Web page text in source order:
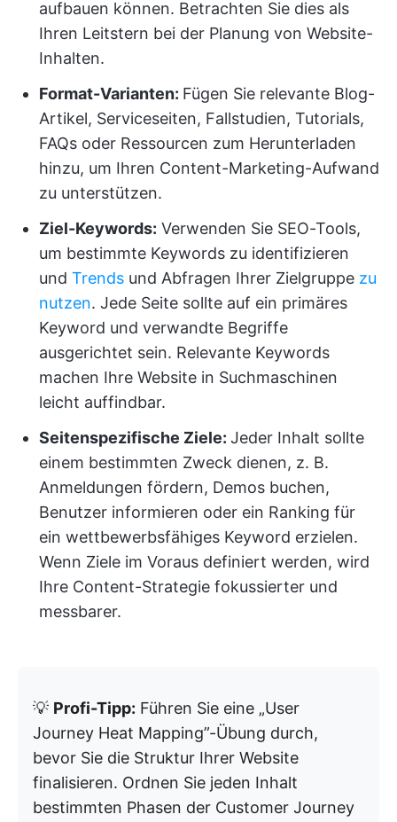
aufbauen können. Betrachten Sie dies als
Ihren Leitstern bei der Planung von Website-
Inhalten.
Format-Varianten: Fügen Sie relevante Blog-
Artikel, Serviceseiten, Fallstudien, Tutorials,
FAQs oder Ressourcen zum Herunterladen
hinzu, um Ihren Content-Marketing-Aufwand
zu unterstützen.
Ziel-Keywords: Verwenden Sie SEO-Tools,
um bestimmte Keywords zu identifizieren
und Trends und Abfragen Ihrer Zielgruppe zu
nutzen. Jede Seite sollte auf ein primäres
Keyword und verwandte Begriffe
ausgerichtet sein. Relevante Keywords
machen Ihre Website in Suchmaschinen
leicht auffindbar.
Seitenspezifische Ziele: Jeder Inhalt sollte
einem bestimmten Zweck dienen, z. B.
Anmeldungen fördern, Demos buchen,
Benutzer informieren oder ein Ranking für
ein wettbewerbsfähiges Keyword erzielen.
Wenn Ziele im Voraus definiert werden, wird
Ihre Content-Strategie fokussierter und
messbarer.
💡 Profi-Tipp: Führen Sie eine „User
Journey Heat Mapping”-Übung durch,
bevor Sie die Struktur Ihrer Website
finalisieren. Ordnen Sie jeden Inhalt
bestimmten Phasen der Customer Journey